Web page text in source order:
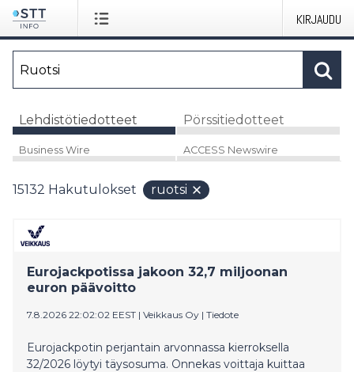
KIRJAUDU
Lehdistötiedotteet Pörssitiedotteet
Business Wire ACCESS Newswire
15132 Hakutulokset ruotsi
Eurojackpotissa jakoon 32,7 miljoonan
euron päävoitto
7.8.2026 22:02:02 EEST | Veikkaus Oy | Tiedote
Eurojackpotin perjantain arvonnassa kierroksella
32/2026 löytyi täysosuma. Onnekas voittaja kuittaa